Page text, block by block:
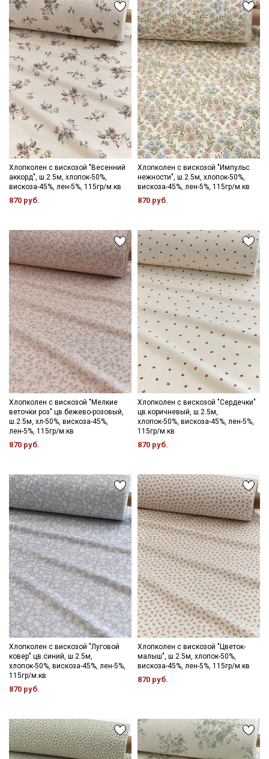
Хлопколен с вискозой "Весенний
аккорд", ш.2.5м, хлопок-50%,
вискоза-45%, лен-5%, 115гр/м.кв
870 руб.
Хлопколен с вискозой "Импульс
нежности", ш.2.5м, хлопок-50%,
вискоза-45%, лен-5%, 115гр/м.кв
870 руб.
Хлопколен с вискозой "Мелкие
веточки роз" цв.бежево-розовый,
ш.2.5м, хл-50%, вискоза-45%,
лен-5%, 115гр/м.кв
870 руб.
Хлопколен с вискозой "Сердечки"
цв.коричневый, ш.2.5м,
хлопок-50%, вискоза-45%, лен-5%,
115гр/м.кв
870 руб.
Хлопколен с вискозой "Луговой
ковер" цв.синий, ш.2.5м,
хлопок-50%, вискоза-45%, лен-5%,
115гр/м.кв
870 руб.
Хлопколен с вискозой "Цветок-
малыш", ш.2.5м, хлопок-50%,
вискоза-45%, лен-5%, 115гр/м.кв
870 руб.
Секретная рассылка от Купава
Мы публикуем здесь дополнительные
промокоды и скидки до 30% на узкие
категории тканей
Электронная почта
Подписаться
Ознакомлен(а) сПолитикой обработки персональных
данныхи даюСогласие на обработку персональных
данных
ДаюСогласие на получение рекламных и
информационных рассылок